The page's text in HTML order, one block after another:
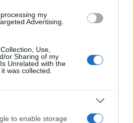
my
Advertising.
Use,
or Sharing of my
Unrelated with the
was collected.
to enable storage